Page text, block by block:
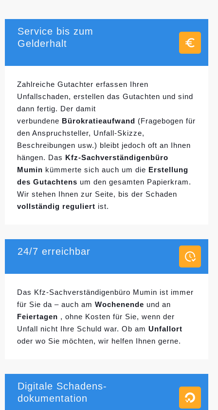
Service bis zum
Gelderhalt
Zahlreiche Gutachter erfassen Ihren
Unfallschaden, erstellen das Gutachten und sind
dann fertig. Der damit
verbundene Bürokratieaufwand (Fragebogen für
den Anspruchsteller, Unfall-Skizze,
Beschreibungen usw.) bleibt jedoch oft an Ihnen
hängen. Das Kfz-Sachverständigenbüro
Mumin kümmerte sich auch um die Erstellung
des Gutachtens um den gesamten Papierkram.
Wir stehen Ihnen zur Seite, bis der Schaden
vollständig reguliert ist.
24/7 erreichbar
Das Kfz-Sachverständigenbüro Mumin ist immer
für Sie da – auch am Wochenende und an
Feiertagen , ohne Kosten für Sie, wenn der
Unfall nicht Ihre Schuld war. Ob am Unfallort
oder wo Sie möchten, wir helfen Ihnen gerne.
Digitale Schadens-
dokumentation